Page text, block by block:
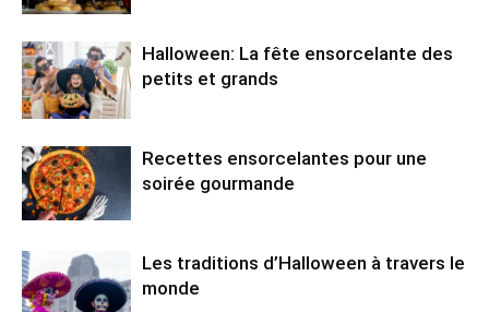
Halloween: La fête ensorcelante des
petits et grands
Recettes ensorcelantes pour une
soirée gourmande
Les traditions d’Halloween à travers le
monde